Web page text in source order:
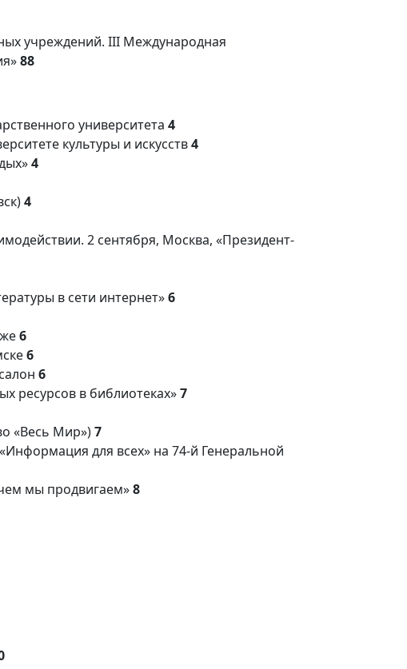
учреждений. III Международная
88
университета 4
культуры и искусств4
4
4
2 сентября, Москва, «Президент-
в сети интернет»6
6
6
6
ресурсов в библиотеках»7
«Весь Мир»)7
для всех» на 74-й Генеральной
мы продвигаем»8